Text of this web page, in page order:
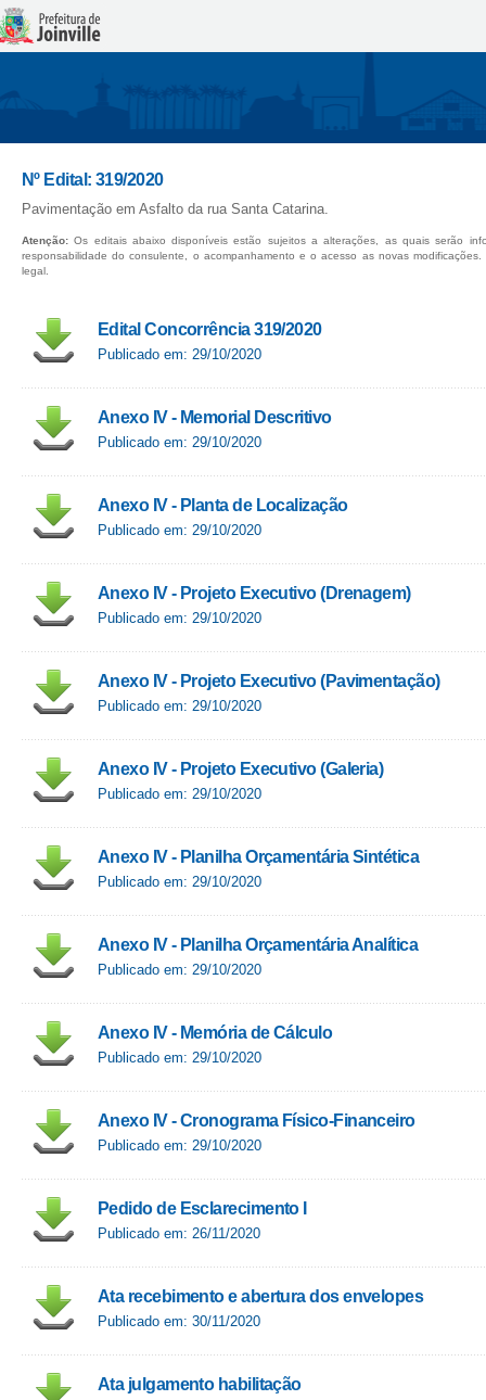
Nº Edital: 319/2020
Pavimentação em Asfalto da rua Santa Catarina.
Atenção: Os editais abaixo disponíveis estão sujeitos a alterações, as quais serão
responsabilidade do consulente, o acompanhamento e o acesso as novas
legal.
Edital Concorrência 319/2020
Publicado em: 29/10/2020
Anexo IV - Memorial Descritivo
Publicado em: 29/10/2020
Anexo IV - Planta de Localização
Publicado em: 29/10/2020
Anexo IV - Projeto Executivo (Drenagem)
Publicado em: 29/10/2020
Anexo IV - Projeto Executivo (Pavimentação)
Publicado em: 29/10/2020
Anexo IV - Projeto Executivo (Galeria)
Publicado em: 29/10/2020
Anexo IV - Planilha Orçamentária Sintética
Publicado em: 29/10/2020
Anexo IV - Planilha Orçamentária Analítica
Publicado em: 29/10/2020
Anexo IV - Memória de Cálculo
Publicado em: 29/10/2020
Anexo IV - Cronograma Físico-Financeiro
Publicado em: 29/10/2020
Pedido de Esclarecimento I
Publicado em: 26/11/2020
Ata recebimento e abertura dos envelopes
Publicado em: 30/11/2020
Ata julgamento habilitação